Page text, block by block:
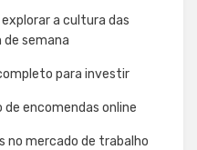
a cultura das
semana
para investir
encomendas online
no mercado de trabalho